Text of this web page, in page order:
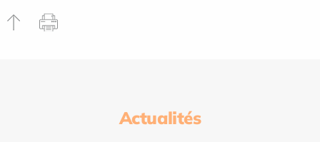
Actualités